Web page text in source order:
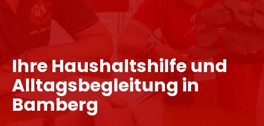
Ihre Haushaltshilfe und
Alltagsbegleitung in
Bamberg